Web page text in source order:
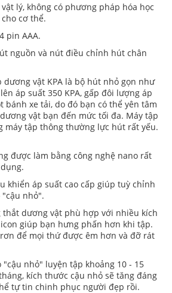
lý, không có phương pháp hóa học
cơ thể.
pin AAA.
nguồn và nút điều chỉnh hút chân
dương vật KPA là bộ hút nhỏ gọn như
áp suất 350 KPA, gấp đôi lượng áp
bánh xe tải, do đó bạn có thể yên tâm
vật bạn đến mức tối đa. Máy tập
máy tập thông thường lực hút rất yếu.
được làm bằng công nghệ nano rất
khiển áp suất cao cấp giúp tuỳ chỉnh
nhỏ".
thắt dương vật phù hợp với nhiều kích
giúp bạn hưng phấn hơn khi tập.
để mọi thứ được êm hơn và đỡ rát
"cậu nhỏ" luyện tập khoảng 10 - 15
kích thước cậu nhỏ sẽ tăng đáng
tự tin chinh phục người đẹp rồi.